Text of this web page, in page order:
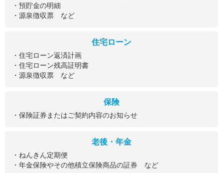
・預貯金の明細
・源泉徴収票 など
住宅ローン
・住宅ローン返済計画
・住宅ローン残高証明書
・源泉徴収票 など
保険
・保険証券またはご契約内容のお知らせ
老後・年金
・ねんきん定期便
・年金保険やその他積立保険商品の証券 など